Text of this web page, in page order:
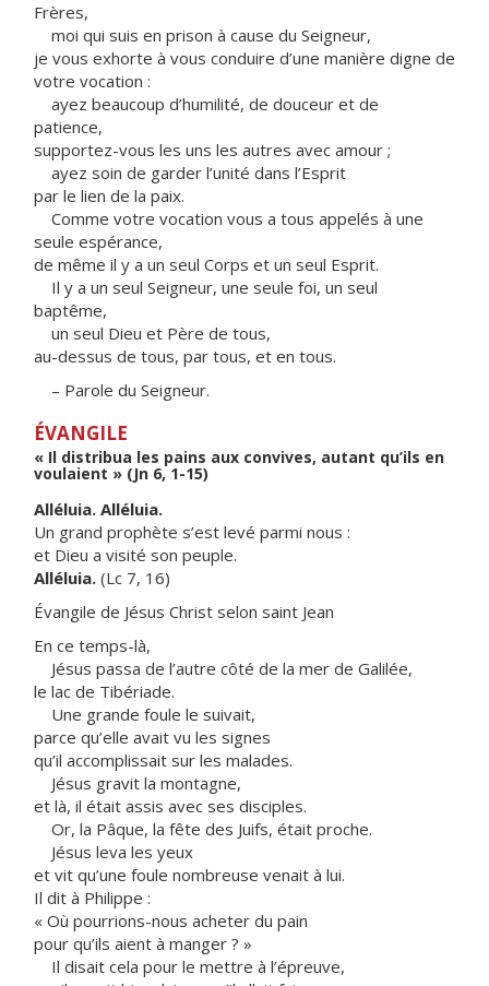
Frères,
moi qui suis en prison à cause du Seigneur,
je vous exhorte à vous conduire d’une manière digne de
votre vocation :
ayez beaucoup d’humilité, de douceur et de
patience,
supportez-vous les uns les autres avec amour ;
ayez soin de garder l’unité dans l’Esprit
par le lien de la paix.
Comme votre vocation vous a tous appelés à une
seule espérance,
de même il y a un seul Corps et un seul Esprit.
Il y a un seul Seigneur, une seule foi, un seul
baptême,
un seul Dieu et Père de tous,
au-dessus de tous, par tous, et en tous.
– Parole du Seigneur.
ÉVANGILE
« Il distribua les pains aux convives, autant qu’ils en
voulaient » (Jn 6, 1-15)
Alléluia. Alléluia.
Un grand prophète s’est levé parmi nous :
et Dieu a visité son peuple.
Alléluia. (Lc 7, 16)
Évangile de Jésus Christ selon saint Jean
En ce temps-là,
Jésus passa de l’autre côté de la mer de Galilée,
le lac de Tibériade.
Une grande foule le suivait,
parce qu’elle avait vu les signes
qu’il accomplissait sur les malades.
Jésus gravit la montagne,
et là, il était assis avec ses disciples.
Or, la Pâque, la fête des Juifs, était proche.
Jésus leva les yeux
et vit qu’une foule nombreuse venait à lui.
Il dit à Philippe :
« Où pourrions-nous acheter du pain
pour qu’ils aient à manger ? »
Il disait cela pour le mettre à l’épreuve,